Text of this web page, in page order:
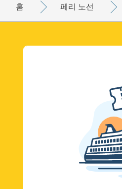
홈 페리 노선